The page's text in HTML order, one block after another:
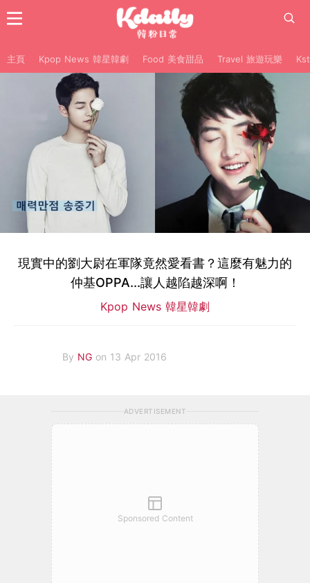
主頁 Kpop News 韓星韓劇 Food 美食甜品 Travel 旅遊玩樂
現實中的劉大尉在軍隊竟然愛看書？這麼有魅力的
仲基OPPA...讓人越陷越深啊！
Kpop News 韓星韓劇
By NG on 13 Apr 2016
ADVERTISEMENT
Sponsored Content